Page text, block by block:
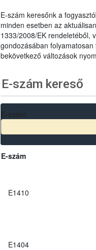
E-szám keresőnk a
minden esetben az
1333/2008/EK rendeletéből,
gondozásában folyamatosan
bekövetkező változások
E-szám kereső
E-szám
E1410
E1404